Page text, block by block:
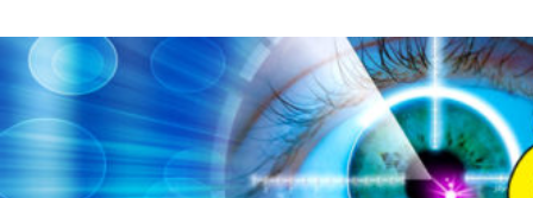
to
contentvinivida.lk